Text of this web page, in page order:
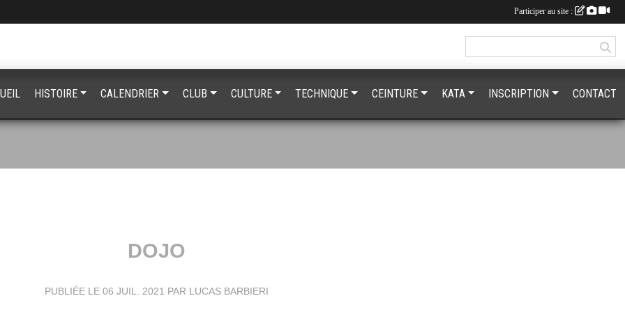
DOJO
PUBLIÉE LE 06 JUIL. 2021 PAR LUCAS BARBIERI
HISTOIRE CALENDRIER CLUB CULTURE TECHNIQUE CEINTURE KATA INSCRIPTION CONTACT
Participer au site :